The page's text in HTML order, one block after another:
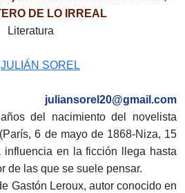
DE LO IRREAL
Literatura
JULIÁN SOREL
juliansorel20@gmail.com
del nacimiento del novelista
6 de mayo de 1868-Niza, 15
en la ficción llega hasta
de las que se suele pensar.
Gastón Leroux, autor conocido en